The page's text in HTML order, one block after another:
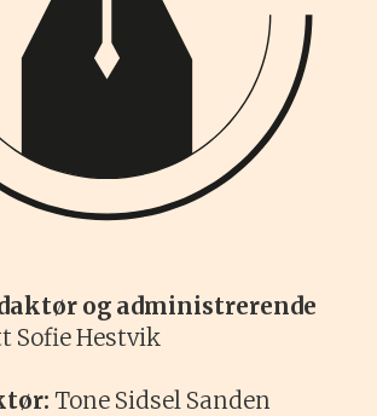
og administrerende
Sofie Hestvik
Tone Sidsel Sanden